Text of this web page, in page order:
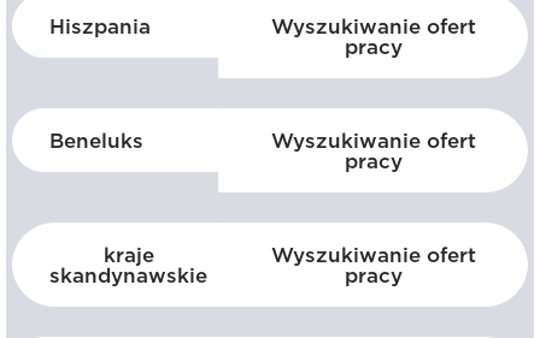
Hiszpania
Wyszukiwanie ofert
pracy
Beneluks
Wyszukiwanie ofert
pracy
kraje
skandynawskie
Wyszukiwanie ofert
pracy